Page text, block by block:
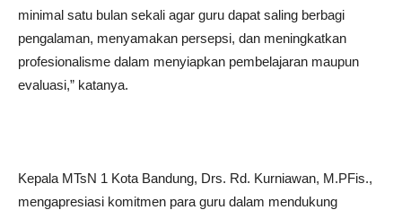
minimal satu bulan sekali agar guru dapat saling berbagi
pengalaman, menyamakan persepsi, dan meningkatkan
profesionalisme dalam menyiapkan pembelajaran maupun
evaluasi,” katanya.
Kepala MTsN 1 Kota Bandung, Drs. Rd. Kurniawan, M.PFis.,
mengapresiasi komitmen para guru dalam mendukung